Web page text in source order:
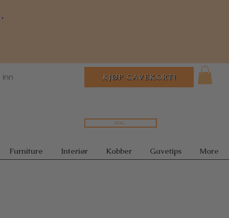
inn KJØP GAVEKORT!
Søk...
Furniture Interiør Kobber Gavetips More